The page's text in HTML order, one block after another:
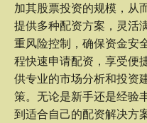
加其股票投资的规模，从
提供多种配资方案，灵活
重风险控制，确保资金安
程快速申请配资，享受便
供专业的市场分析和投资
策。无论是新手还是经验
到适合自己的配资解决方案